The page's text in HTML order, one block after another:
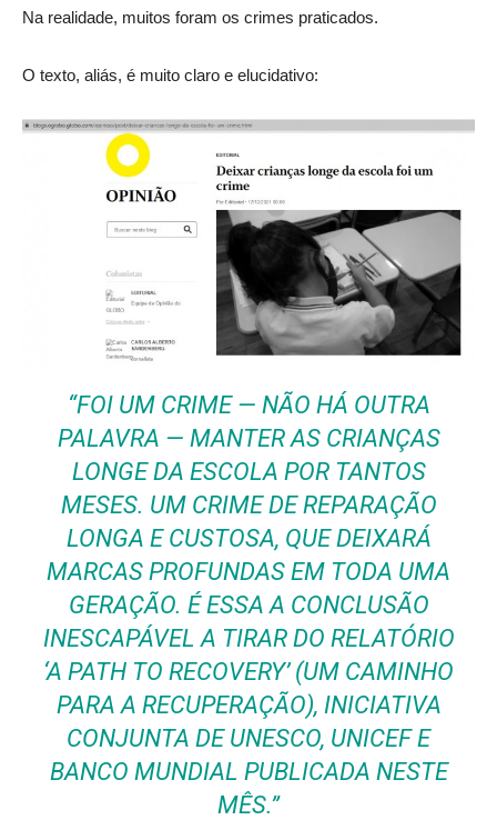
Na realidade, muitos foram os crimes praticados.
O texto, aliás, é muito claro e elucidativo:
“FOI UM CRIME — NÃO HÁ OUTRA
PALAVRA — MANTER AS CRIANÇAS
LONGE DA ESCOLA POR TANTOS
MESES. UM CRIME DE REPARAÇÃO
LONGA E CUSTOSA, QUE DEIXARÁ
MARCAS PROFUNDAS EM TODA UMA
GERAÇÃO. É ESSA A CONCLUSÃO
INESCAPÁVEL A TIRAR DO RELATÓRIO
‘A PATH TO RECOVERY’ (UM CAMINHO
PARA A RECUPERAÇÃO), INICIATIVA
CONJUNTA DE UNESCO, UNICEF E
BANCO MUNDIAL PUBLICADA NESTE
MÊS.”